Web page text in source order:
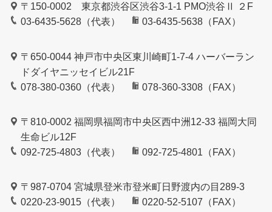
〒150-0002 東京都渋谷区渋谷3-1-1 PMO渋谷Ⅱ ２F
03-6435-5628（代表）
03-6435-5638（FAX）
〒650-0044 神戸市中央区東川崎町1-7-4 ハーバーラン
ドダイヤニッセイビル21F
078-380-0360（代表）
078-360-3308（FAX）
〒810-0002 福岡県福岡市中央区西中洲12-33 福岡大同
生命ビル12F
092-725-4803（代表）
092-725-4801（FAX）
〒987-0704 宮城県登米市登米町日野渡内の目289-3
0220-23-9015（代表）
0220-52-5107（FAX）